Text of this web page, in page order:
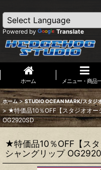
Powered by Translate
ホーム メニュー・商品
ホーム > STUDIO OCEAN MARK/スタジ
> ★特価品10％OFF【スタジオオー
OG2920SD
★特価品10％OFF【ス
シャングリップ